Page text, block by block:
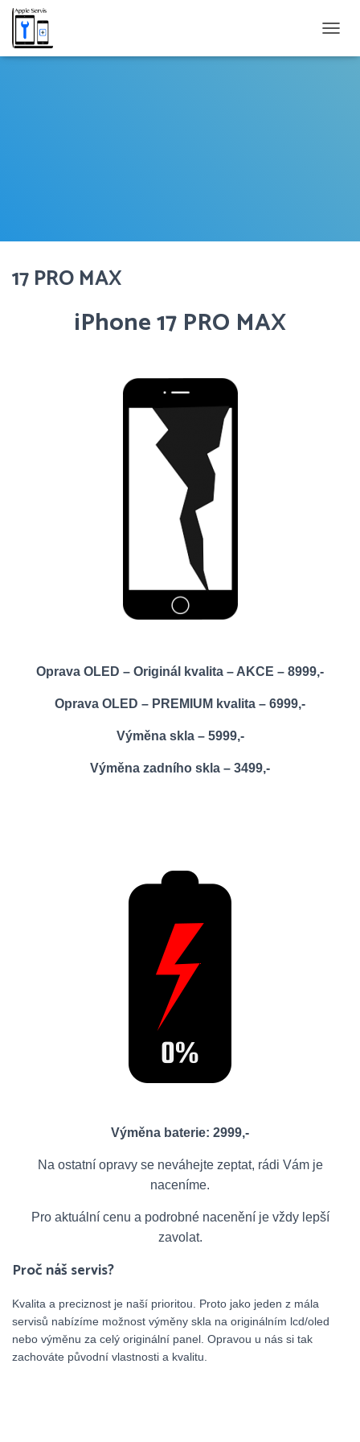
17 PRO MAX
iPhone 17 PRO MAX
Oprava OLED – Originál kvalita – AKCE – 8999,-
Oprava OLED – PREMIUM kvalita – 6999,-
Výměna skla – 5999,-
Výměna zadního skla – 3499,-
Výměna baterie: 2999,-
Na ostatní opravy se neváhejte zeptat, rádi Vám je
naceníme.
Pro aktuální cenu a podrobné nacenění je vždy lepší
zavolat.
Proč náš servis?
Kvalita a preciznost je naší prioritou. Proto jako jeden z mála
servisů nabízíme možnost výměny skla na originálním lcd/oled
nebo výměnu za celý originální panel. Opravou u nás si tak
zachováte původní vlastnosti a kvalitu.